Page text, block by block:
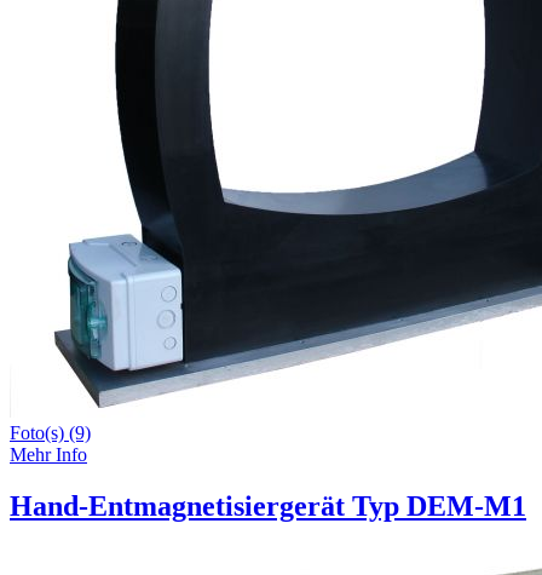
Foto(s) (9)
Mehr Info
Hand-Entmagnetisiergerät Typ DEM-M1